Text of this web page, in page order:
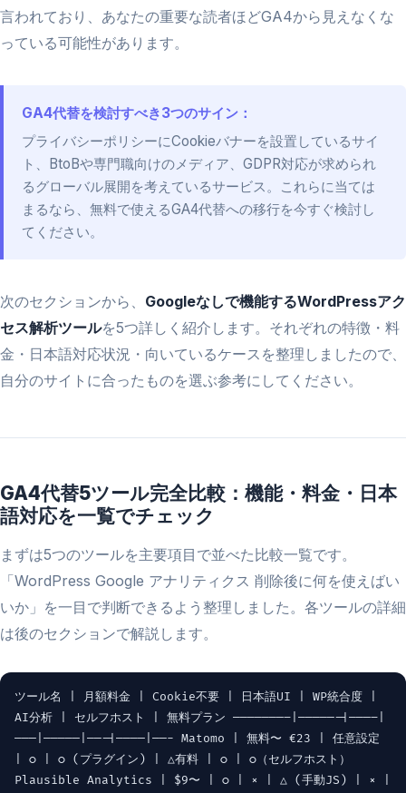
言われており、あなたの重要な読者ほどGA4から見えなくな
っている可能性があります。
GA4代替を検討すべき3つのサイン：
プライバシーポリシーにCookieバナーを設置しているサイ
ト、BtoBや専門職向けのメディア、GDPR対応が求められ
るグローバル展開を考えているサービス。これらに当ては
まるなら、無料で使えるGA4代替への移行を今すぐ検討し
てください。
次のセクションから、 Googleなしで機能するWordPressアク
セス解析ツールを5つ詳しく紹介します。それぞれの特徴・料
金・日本語対応状況・向いているケースを整理しましたので、
自分のサイトに合ったものを選ぶ参考にしてください。
GA4代替5ツール完全比較：機能・料金・日本
語対応を一覧でチェック
まずは5つのツールを主要項目で並べた比較一覧です。
「WordPress Google アナリティクス 削除後に何を使えばい
いか」を一目で判断できるよう整理しました。各ツールの詳細
は後のセクションで解説します。
ツール名 | 月額料金 | Cookie不要 | 日本語UI | WP統合度 |
AI分析 | セルフホスト | 無料プラン ———————–|—————-|———–|
———|—————|——-|————|——- Matomo | 無料〜 €23 | 任意設定
| ○ | ○ (プラグイン) | △有料 | ○ | ○（セルフホスト）
Plausible Analytics | $9〜 | ○ | × | △ (手動JS) | × |